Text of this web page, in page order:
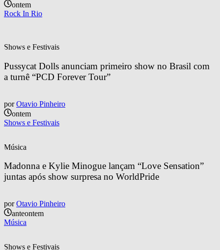
ontem
Rock In Rio
Shows e Festivais
Pussycat Dolls anunciam primeiro show no Brasil com
a turnê “PCD Forever Tour”
por Otavio Pinheiro
ontem
Shows e Festivais
Música
Madonna e Kylie Minogue lançam “Love Sensation”
juntas após show surpresa no WorldPride
por Otavio Pinheiro
anteontem
Música
Shows e Festivais